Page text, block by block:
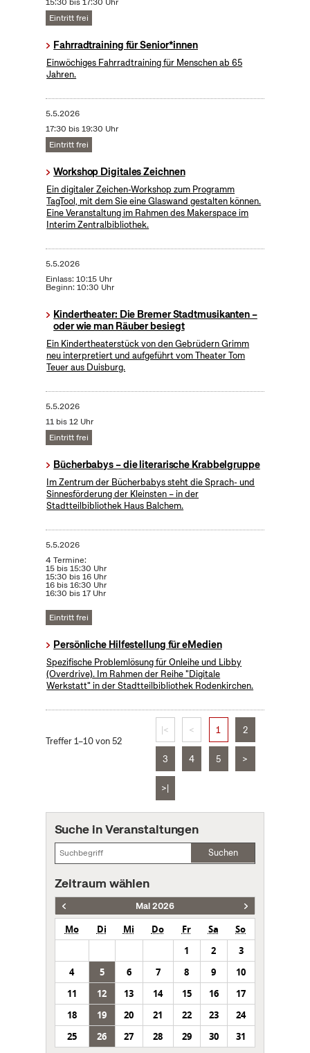
15:30 bis 17:30 Uhr
Eintritt frei
Fahrradtraining für Senior*innen
Einwöchiges Fahrradtraining für Menschen ab 65
Jahren.
5.5.2026
17:30 bis 19:30 Uhr
Eintritt frei
Workshop Digitales Zeichnen
Ein digitaler Zeichen-Workshop zum Programm
TagTool, mit dem Sie eine Glaswand gestalten können.
Eine Veranstaltung im Rahmen des Makerspace im
Interim Zentralbibliothek.
5.5.2026
Einlass: 10:15 Uhr
Beginn: 10:30 Uhr
Kindertheater: Die Bremer Stadtmusikanten –
oder wie man Räuber besiegt
Ein Kindertheaterstück von den Gebrüdern Grimm
neu interpretiert und aufgeführt vom Theater Tom
Teuer aus Duisburg.
5.5.2026
11 bis 12 Uhr
Eintritt frei
Bücherbabys – die literarische Krabbelgruppe
Im Zentrum der Bücherbabys steht die Sprach- und
Sinnesförderung der Kleinsten – in der
Stadtteilbibliothek Haus Balchem.
5.5.2026
4 Termine:
15 bis 15:30 Uhr
15:30 bis 16 Uhr
16 bis 16:30 Uhr
16:30 bis 17 Uhr
Eintritt frei
Persönliche Hilfestellung für eMedien
Spezifische Problemlösung für Onleihe und Libby
(Overdrive). Im Rahmen der Reihe "Digitale
Werkstatt" in der Stadtteilbibliothek Rodenkirchen.
Treffer 1–10 von 52
|< < 1 2
3 4 5 >
>|
Suche in Veranstaltungen
Suchen
Zeitraum wählen
Mai 2026
Mo Di Mi Do Fr Sa
So
1
2
3
4
5 6 7 8 9
10
11
12 13 14 15 16
17
18
19 20 21 22 23
24
25
26 27 28 29 30 31